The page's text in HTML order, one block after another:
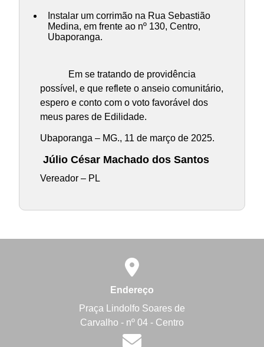
Instalar um corrimão na Rua Sebastião
Medina, em frente ao nº 130, Centro,
Ubaporanga.
Em se tratando de providência
possível, e que reflete o anseio comunitário,
espero e conto com o voto favorável dos
meus pares de Edilidade.
Ubaporanga – MG., 11 de março de 2025.
Júlio César Machado dos Santos
Vereador – PL
Endereço
Praça Lindolfo Soares de
Carvalho - nº 04 - Centro